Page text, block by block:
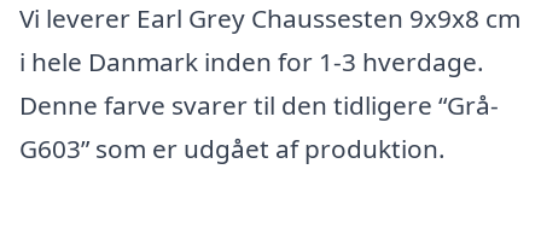
Vi leverer Earl Grey Chaussesten 9x9x8 cm
i hele Danmark inden for 1-3 hverdage.
Denne farve svarer til den tidligere “Grå-
G603” som er udgået af produktion.